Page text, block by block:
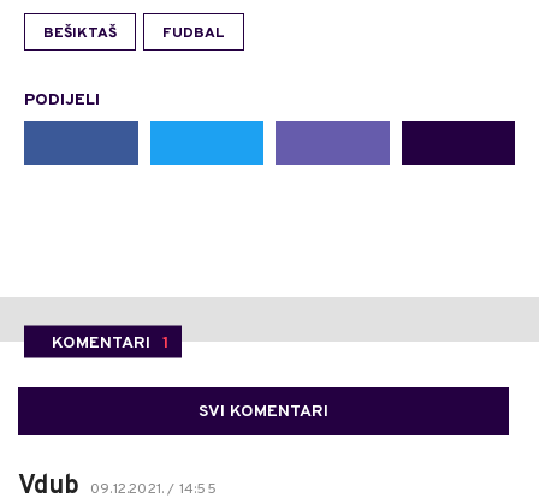
BEŠIKTAŠ FUDBAL
PODIJELI
KOMENTARI 1
SVI KOMENTARI
Vdub 09.12.2021. / 14:55